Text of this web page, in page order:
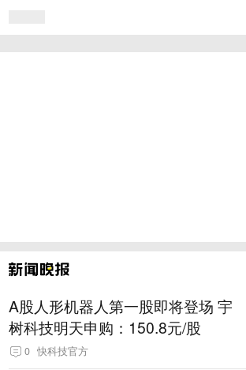
A股人形机器人第一股即将登场 宇
树科技明天申购：150.8元/股
0 快科技官方